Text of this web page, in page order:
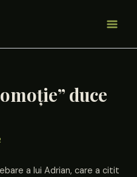
duce
a lui Adrian, care a citit